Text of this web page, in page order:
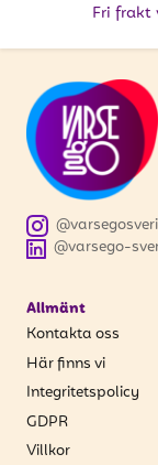
Fri
@varsego-
Allmänt
Kontakta oss
Här finns vi
Integritetspolicy
GDPR
Villkor